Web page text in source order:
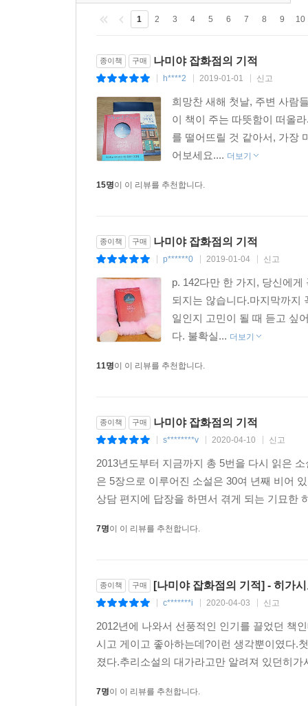
간병에만 전념해야 할지 고민한다. 두 번째 상담
어느 아마추어 뮤지션이다. 병으로 쓰러진 아버
마지막으로, 고아인 자신을 돌봐준 분들에게 은
있는지를 묻는다.
이와 비슷한 고민은 우리 누구에게나 있다. 사
계속할 것인가 등등 살다보면 한번쯤은 마주하
가볍지 않다. 무엇보다 인생의 지도에서 내일에
“여러분이라면 어떤 고민을 상담하시겠습니까?
말처럼 잊고 있던 ‘사람 간의 정’이라든가 ‘타인
일본 아마존 독자 서평
나라면 어떤 상담 편지를 보냈을까 생각하면서
내 아이들에게 꼭 읽히고 싶은 소설이었습니다.
읽어가는 사이에 눈물이 흘러서, 나에게는 기적의
1 2 3 4 5 6 7 8 9 10
종이책 구매 나미야 잡화점의 기적
h****2 2019-01-01 신고
희망찬 새해 첫날, 주변 사람
이 책이 주는 따뜻함이 떠올
를 떨어뜨릴 것 같아서, 가장
어보세요.... 더보기
15명이 이 리뷰를 추천합니다.
종이책 구매 나미야 잡화점의 기적
p******0 2019-01-04 신고
p. 142다만 한 가지, 당신에
되지는 않습니다.마지막까지
일인지 고민이 될 때 듣고 싶
다. 불확실... 더보기
11명이 이 리뷰를 추천합니다.
종이책 구매 나미야 잡화점의 기적
s********v 2020-04-10 신고
2013년도부터 지금까지 총 5번을 다시 읽은
은 5장으로 이루어진 소설은 30여 년째 비어
상담 편지에 답장을 하면서 겪게 되는 기묘한
7명이 이 리뷰를 추천합니다.
종이책 구매 [나미야 잡화점의 기적] - 히가
c*******i 2020-04-03 신고
2012년에 나와서 선풍적인 인기를 끌었던 책
시고 게이고 좋아하는데?이런 생각뿐이였다.
졌다.추리소설의 대가라고만 알려져 있던히
7명이 이 리뷰를 추천합니다.